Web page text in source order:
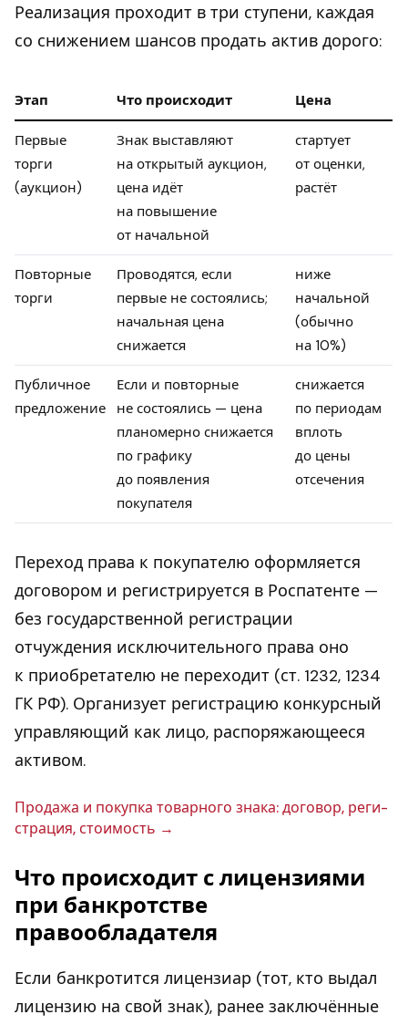
Реализация проходит в три ступени, каждая
со снижением шансов продать актив дорого:
Этап Что происходит Цена
Первые
торги
(аукцион)
Знак выставляют
на открытый аукцион,
цена идёт
на повышение
от начальной
стартует
от оценки,
растёт
Повторные
торги
Проводятся, если
первые не состоялись;
начальная цена
снижается
ниже
начальной
(обычно
на 10%)
Публичное
предложение
Если и повторные
не состоялись — цена
планомерно снижается
по графику
до появления
покупателя
снижается
по периодам
вплоть
до цены
отсечения
Переход права к покупателю оформляется
договором и регистрируется в Роспатенте —
без государственной регистрации
отчуждения исключительного права оно
к приобретателю не переходит (ст. 1232, 1234
ГК РФ). Организует регистрацию конкурсный
управляющий как лицо, распоряжающееся
активом.
Продажа и покупка то­вар­но­го знака: договор, ре­ги­
стра­ция, сто­и­мость
Что происходит с лицензиями
при банкротстве
правообладателя
Если банкротится лицензиар (тот, кто выдал
лицензию на свой знак), ранее заключённые